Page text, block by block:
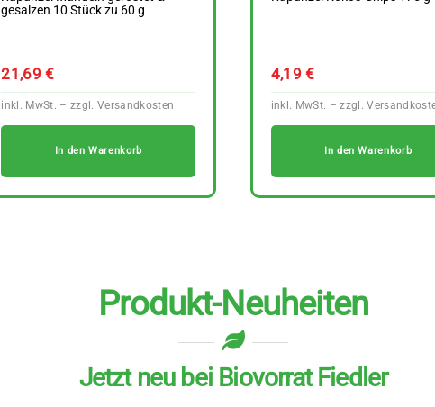
gesalzen 10 Stück zu 60 g
21,69€
In den Warenkorb
4,19€
In den Warenkorb
Produkt-Neuheiten
Jetzt neu bei Biovorrat Fiedler